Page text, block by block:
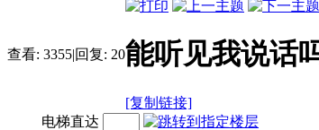
查看: 3355|回复: 20能听见我说话
[复制链接]
电梯直达